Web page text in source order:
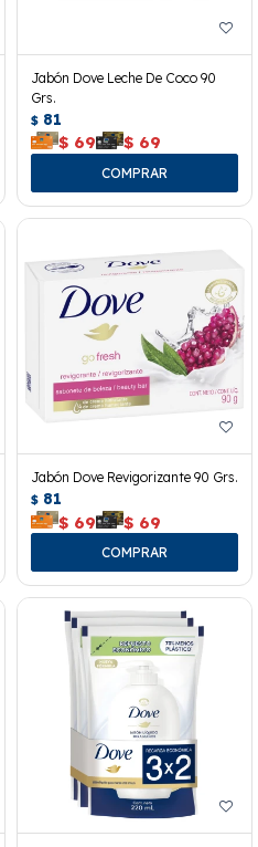
Jabón Dove Leche De Coco 90
Grs.
$ 81
$ 69 $ 69
Jabón Dove Revigorizante 90 Grs.
$ 81
$ 69 $ 69